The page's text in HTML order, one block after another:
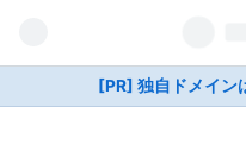
[PR] 独自ドメイン